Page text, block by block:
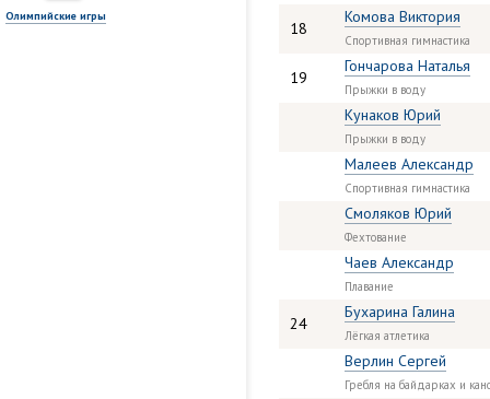
Олимпийские игры
18
Комова Виктория
Спортивная гимнастика
19
Гончарова Наталья
Прыжки в воду
Кунаков Юрий
Прыжки в воду
Малеев Александр
Спортивная гимнастика
Смоляков Юрий
Фехтование
Чаев Александр
Плавание
24
Бухарина Галина
Лёгкая атлетика
Верлин Сергей
Гребля на байдарках и